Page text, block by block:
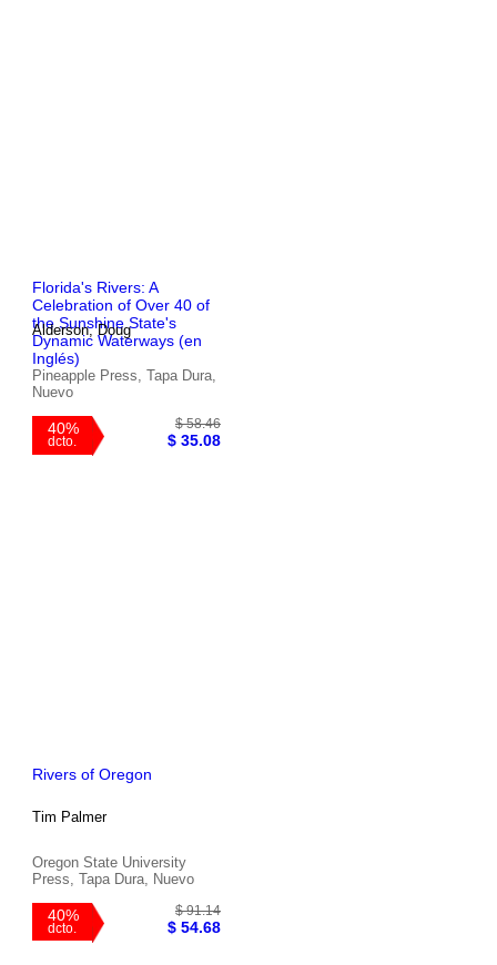
Florida's Rivers: A
Celebration of Over 40 of
the Sunshine State's
Dynamic Waterways (en
Inglés)
Alderson, Doug
Pineapple Press, Tapa Dura,
Nuevo
Rivers of Oregon
Tim Palmer
Oregon State University
Press, Tapa Dura, Nuevo